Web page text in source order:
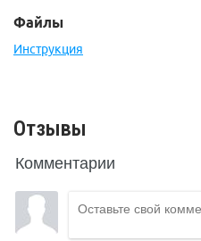
Файлы
Инструкция
Отзывы
Комментарии